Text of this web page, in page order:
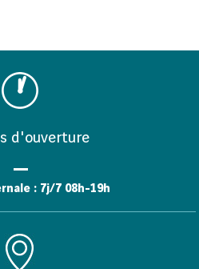
d'ouverture
: 7j/7 08h-19h